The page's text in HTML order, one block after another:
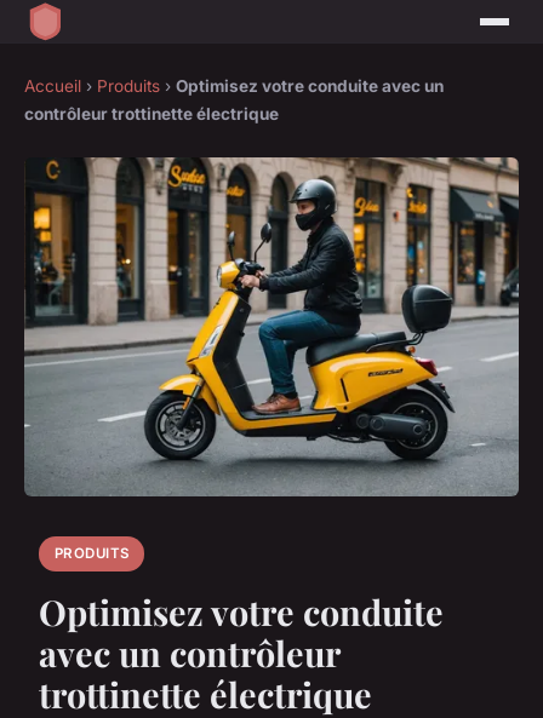
Accueil › Produits › Optimisez votre conduite avec un
contrôleur trottinette électrique
PRODUITS
Optimisez votre conduite
avec un contrôleur
trottinette électrique